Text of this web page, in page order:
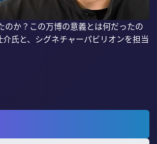
か？この万博の意義とは何だったの
氏と、シグネチャーパビリオンを担当